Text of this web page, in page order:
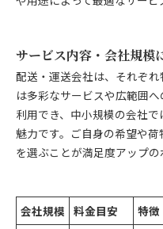
サービス内容・会社規模
配送・運送会社は、それぞ
は多彩なサービスや広範囲
利用でき、中小規模の会社
魅力です。ご自身の希望や
を選ぶことが満足度アップの
会社規模 料金目安
特徴